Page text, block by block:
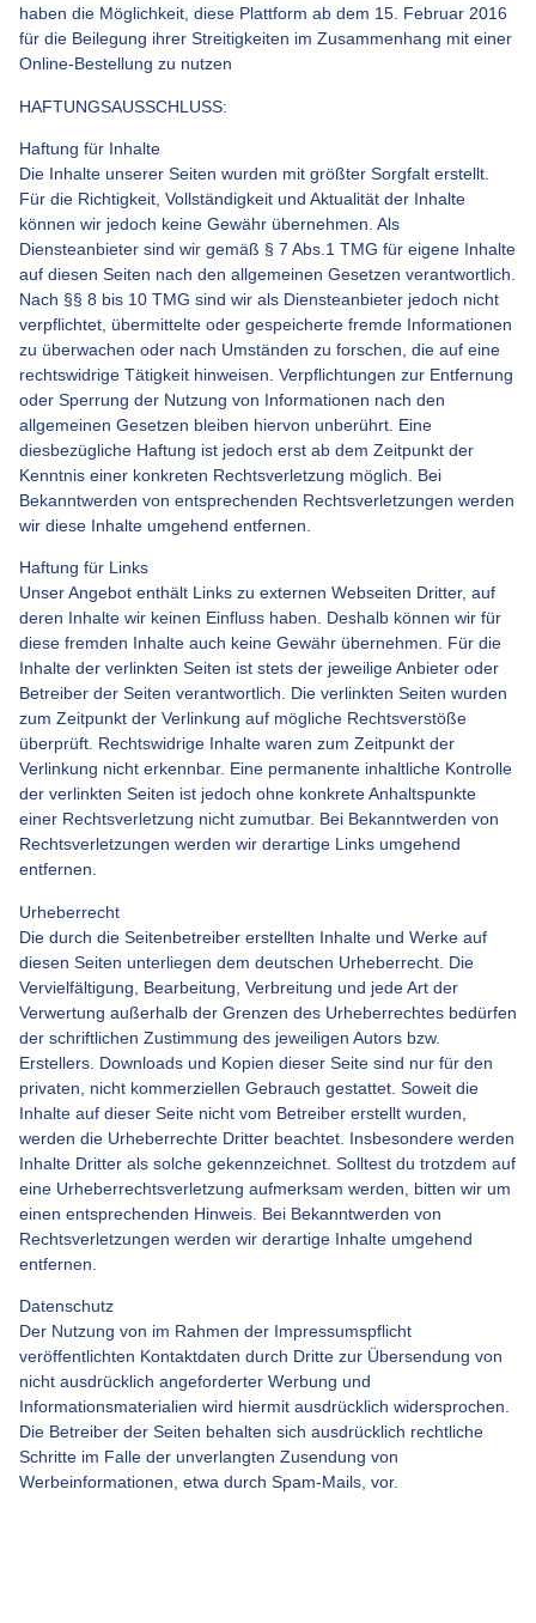
haben die Möglichkeit, diese Plattform ab dem 15. Februar 2016
für die Beilegung ihrer Streitigkeiten im Zusammenhang mit einer
Online-Bestellung zu nutzen
HAFTUNGSAUSSCHLUSS:
Haftung für Inhalte
Die Inhalte unserer Seiten wurden mit größter Sorgfalt erstellt.
Für die Richtigkeit, Vollständigkeit und Aktualität der Inhalte
können wir jedoch keine Gewähr übernehmen. Als
Diensteanbieter sind wir gemäß § 7 Abs.1 TMG für eigene Inhalte
auf diesen Seiten nach den allgemeinen Gesetzen verantwortlich.
Nach §§ 8 bis 10 TMG sind wir als Diensteanbieter jedoch nicht
verpflichtet, übermittelte oder gespeicherte fremde Informationen
zu überwachen oder nach Umständen zu forschen, die auf eine
rechtswidrige Tätigkeit hinweisen. Verpflichtungen zur Entfernung
oder Sperrung der Nutzung von Informationen nach den
allgemeinen Gesetzen bleiben hiervon unberührt. Eine
diesbezügliche Haftung ist jedoch erst ab dem Zeitpunkt der
Kenntnis einer konkreten Rechtsverletzung möglich. Bei
Bekanntwerden von entsprechenden Rechtsverletzungen werden
wir diese Inhalte umgehend entfernen.
Haftung für Links
Unser Angebot enthält Links zu externen Webseiten Dritter, auf
deren Inhalte wir keinen Einfluss haben. Deshalb können wir für
diese fremden Inhalte auch keine Gewähr übernehmen. Für die
Inhalte der verlinkten Seiten ist stets der jeweilige Anbieter oder
Betreiber der Seiten verantwortlich. Die verlinkten Seiten wurden
zum Zeitpunkt der Verlinkung auf mögliche Rechtsverstöße
überprüft. Rechtswidrige Inhalte waren zum Zeitpunkt der
Verlinkung nicht erkennbar. Eine permanente inhaltliche Kontrolle
der verlinkten Seiten ist jedoch ohne konkrete Anhaltspunkte
einer Rechtsverletzung nicht zumutbar. Bei Bekanntwerden von
Rechtsverletzungen werden wir derartige Links umgehend
entfernen.
Urheberrecht
Die durch die Seitenbetreiber erstellten Inhalte und Werke auf
diesen Seiten unterliegen dem deutschen Urheberrecht. Die
Vervielfältigung, Bearbeitung, Verbreitung und jede Art der
Verwertung außerhalb der Grenzen des Urheberrechtes bedürfen
der schriftlichen Zustimmung des jeweiligen Autors bzw.
Erstellers. Downloads und Kopien dieser Seite sind nur für den
privaten, nicht kommerziellen Gebrauch gestattet. Soweit die
Inhalte auf dieser Seite nicht vom Betreiber erstellt wurden,
werden die Urheberrechte Dritter beachtet. Insbesondere werden
Inhalte Dritter als solche gekennzeichnet. Solltest du trotzdem auf
eine Urheberrechtsverletzung aufmerksam werden, bitten wir um
einen entsprechenden Hinweis. Bei Bekanntwerden von
Rechtsverletzungen werden wir derartige Inhalte umgehend
entfernen.
Datenschutz
Der Nutzung von im Rahmen der Impressumspflicht
veröffentlichten Kontaktdaten durch Dritte zur Übersendung von
nicht ausdrücklich angeforderter Werbung und
Informationsmaterialien wird hiermit ausdrücklich widersprochen.
Die Betreiber der Seiten behalten sich ausdrücklich rechtliche
Schritte im Falle der unverlangten Zusendung von
Werbeinformationen, etwa durch Spam-Mails, vor.